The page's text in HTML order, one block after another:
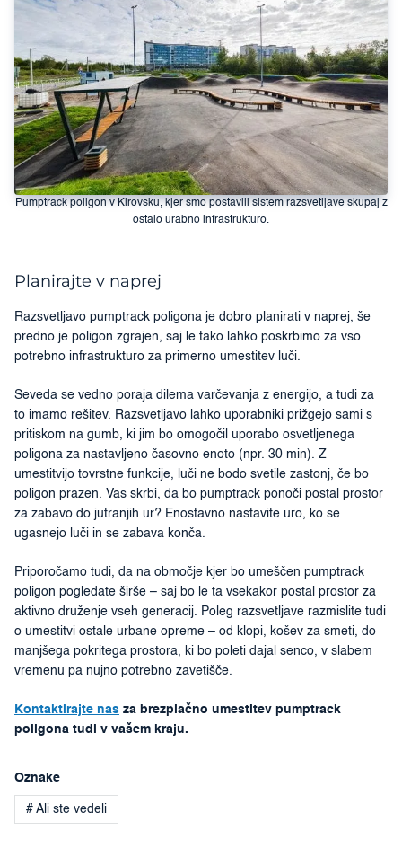
Pumptrack poligon v Kirovsku, kjer smo postavili sistem razsvetljave skupaj z
ostalo urabno infrastrukturo.
Planirajte v naprej
Razsvetljavo pumptrack poligona je dobro planirati v naprej, še
predno je poligon zgrajen, saj le tako lahko poskrbimo za vso
potrebno infrastrukturo za primerno umestitev luči.
Seveda se vedno poraja dilema varčevanja z energijo, a tudi za
to imamo rešitev. Razsvetljavo lahko uporabniki prižgejo sami s
pritiskom na gumb, ki jim bo omogočil uporabo osvetljenega
poligona za nastavljeno časovno enoto (npr. 30 min). Z
umestitvijo tovrstne funkcije, luči ne bodo svetile zastonj, če bo
poligon prazen. Vas skrbi, da bo pumptrack ponoči postal prostor
za zabavo do jutranjih ur? Enostavno nastavite uro, ko se
ugasnejo luči in se zabava konča.
Priporočamo tudi, da na območje kjer bo umeščen pumptrack
poligon pogledate širše – saj bo le ta vsekakor postal prostor za
aktivno druženje vseh generacij. Poleg razsvetljave razmislite tudi
o umestitvi ostale urbane opreme – od klopi, košev za smeti, do
manjšega pokritega prostora, ki bo poleti dajal senco, v slabem
vremenu pa nujno potrebno zavetišče.
Kontaktirajte nas za brezplačno umestitev pumptrack
poligona tudi v vašem kraju.
Oznake
# Ali ste vedeli